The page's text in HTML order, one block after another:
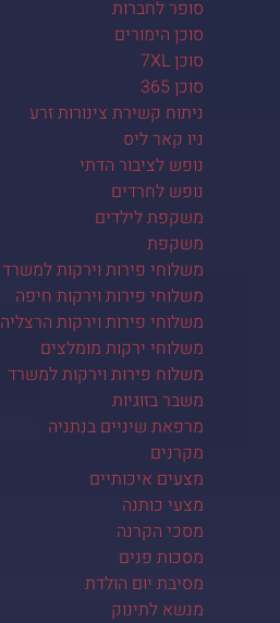
סופר לחברות
סוכן הימורים
סוכן 7XL
סוכן 365
ניתוח קשירת צינורות זרע
ניו קאר ליס
נופש לציבור הדתי
נופש לחרדים
משקפת לילדים
משקפת
משלוחי פירות וירקות למשרד
משלוחי פירות וירקות חיפה
משלוחי פירות וירקות הרצליה
משלוחי ירקות מומלצים
משלוח פירות וירקות למשרד
משבר בזוגיות
מרפאת שיניים בנתניה
מקרנים
מצעים איכותיים
מצעי כותנה
מסכי הקרנה
מסכות פנים
מסיבת יום הולדת
מנשא לתינוק